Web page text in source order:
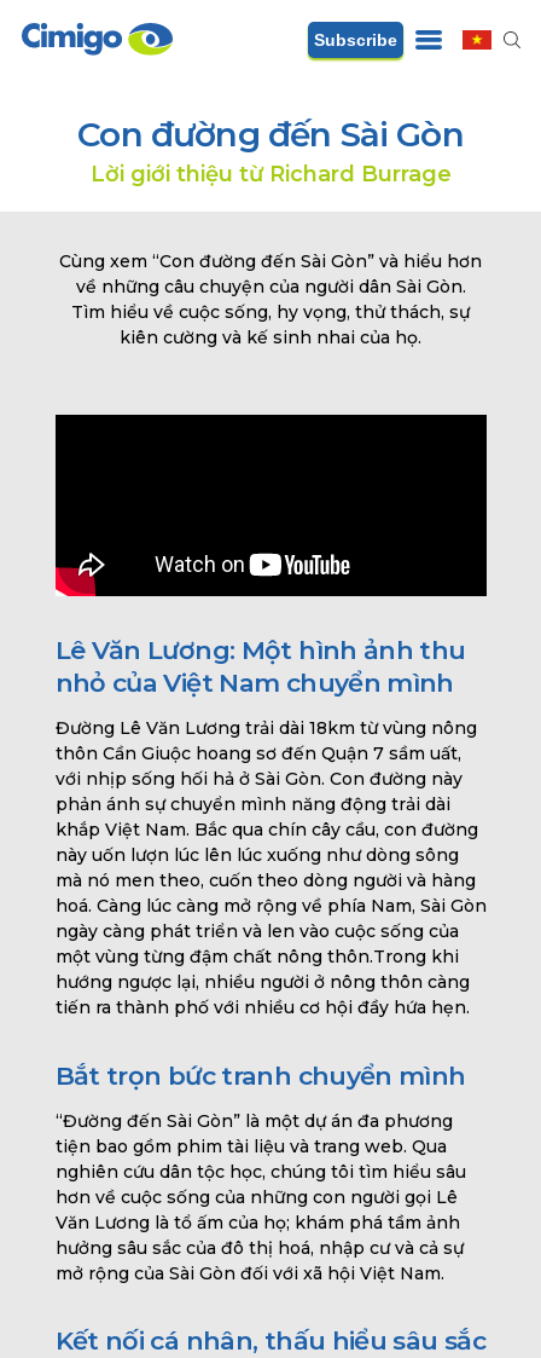
Subscribe
Con đường đến Sài Gòn
Lời giới thiệu từ Richard Burrage
Cùng xem “Con đường đến Sài Gòn” và hiểu hơn
về những câu chuyện của người dân Sài Gòn.
Tìm hiểu về cuộc sống, hy vọng, thử thách, sự
kiên cường và kế sinh nhai của họ.
Lê Văn Lương: Một hình ảnh thu
nhỏ của Việt Nam chuyển mình
Đường Lê Văn Lương trải dài 18km từ vùng nông
thôn Cần Giuộc hoang sơ đến Quận 7 sầm uất,
với nhịp sống hối hả ở Sài Gòn. Con đường này
phản ánh sự chuyển mình năng động trải dài
khắp Việt Nam. Bắc qua chín cây cầu, con đường
này uốn lượn lúc lên lúc xuống như dòng sông
mà nó men theo, cuốn theo dòng người và hàng
hoá. Càng lúc càng mở rộng về phía Nam, Sài Gòn
ngày càng phát triển và len vào cuộc sống của
một vùng từng đậm chất nông thôn.Trong khi
hướng ngược lại, nhiều người ở nông thôn càng
tiến ra thành phố với nhiều cơ hội đầy hứa hẹn.
Bắt trọn bức tranh chuyển mình
“Đường đến Sài Gòn” là một dự án đa phương
tiện bao gồm phim tài liệu và trang web. Qua
nghiên cứu dân tộc học, chúng tôi tìm hiểu sâu
hơn về cuộc sống của những con người gọi Lê
Văn Lương là tổ ấm của họ; khám phá tầm ảnh
hưởng sâu sắc của đô thị hoá, nhập cư và cả sự
mở rộng của Sài Gòn đối với xã hội Việt Nam.
Kết nối cá nhân, thấu hiểu sâu sắc